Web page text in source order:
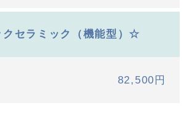
クセラミック（機能型）☆
82,500円